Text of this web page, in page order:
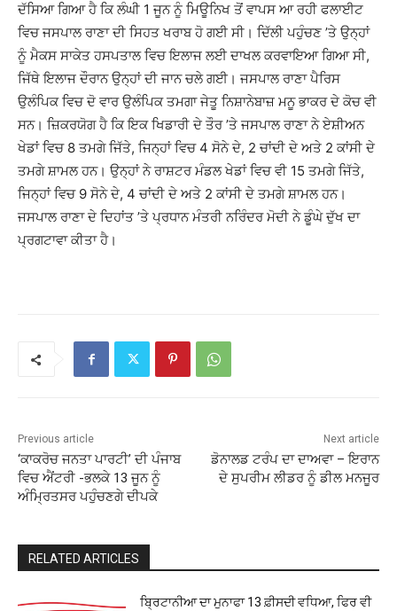
ਦੱਸਿਆ ਗਿਆ ਹੈ ਕਿ ਲੰਘੀ 1 ਜੂਨ ਨੂੰ ਮਿਊਨਿਖ ਤੋਂ ਵਾਪਸ ਆ ਰਹੀ ਫਲਾਈਟ
ਵਿਚ ਜਸਪਾਲ ਰਾਣਾ ਦੀ ਸਿਹਤ ਖਰਾਬ ਹੋ ਗਈ ਸੀ। ਦਿੱਲੀ ਪਹੁੰਚਣ ’ਤੇ ਉਨ੍ਹਾਂ
ਨੂੰ ਮੈਕਸ ਸਾਕੇਤ ਹਸਪਤਾਲ ਵਿਚ ਇਲਾਜ ਲਈ ਦਾਖਲ ਕਰਵਾਇਆ ਗਿਆ ਸੀ,
ਜਿੱਥੇ ਇਲਾਜ ਦੌਰਾਨ ਉਨ੍ਹਾਂ ਦੀ ਜਾਨ ਚਲੇ ਗਈ। ਜਸਪਾਲ ਰਾਣਾ ਪੈਰਿਸ
ਉਲੰਪਿਕ ਵਿਚ ਦੋ ਵਾਰ ਉਲੰਪਿਕ ਤਮਗਾ ਜੇਤੂ ਨਿਸ਼ਾਨੇਬਾਜ਼ ਮਨੂ ਭਾਕਰ ਦੇ ਕੋਚ ਵੀ
ਸਨ। ਜ਼ਿਕਰਯੋਗ ਹੈ ਕਿ ਇਕ ਖਿਡਾਰੀ ਦੇ ਤੌਰ ’ਤੇ ਜਸਪਾਲ ਰਾਣਾ ਨੇ ਏਸ਼ੀਅਨ
ਖੇਡਾਂ ਵਿਚ 8 ਤਮਗੇ ਜਿੱਤੇ, ਜਿਨ੍ਹਾਂ ਵਿਚ 4 ਸੋਨੇ ਦੇ, 2 ਚਾਂਦੀ ਦੇ ਅਤੇ 2 ਕਾਂਸੀ ਦੇ
ਤਮਗੇ ਸ਼ਾਮਲ ਹਨ। ਉਨ੍ਹਾਂ ਨੇ ਰਾਸ਼ਟਰ ਮੰਡਲ ਖੇਡਾਂ ਵਿਚ ਵੀ 15 ਤਮਗੇ ਜਿੱਤੇ,
ਜਿਨ੍ਹਾਂ ਵਿਚ 9 ਸੋਨੇ ਦੇ, 4 ਚਾਂਦੀ ਦੇ ਅਤੇ 2 ਕਾਂਸੀ ਦੇ ਤਮਗੇ ਸ਼ਾਮਲ ਹਨ।
ਜਸਪਾਲ ਰਾਣਾ ਦੇ ਦਿਹਾਂਤ ’ਤੇ ਪ੍ਰਧਾਨ ਮੰਤਰੀ ਨਰਿੰਦਰ ਮੋਦੀ ਨੇ ਡੂੰਘੇ ਦੁੱਖ ਦਾ
ਪ੍ਰਗਟਾਵਾ ਕੀਤਾ ਹੈ।
Previous article
‘ਕਾਕਰੋਚ ਜਨਤਾ ਪਾਰਟੀ’ ਦੀ ਪੰਜਾਬ
ਵਿਚ ਐਂਟਰੀ -ਭਲਕੇ 13 ਜੂਨ ਨੂੰ
ਅੰਮਿ੍ਰਤਸਰ ਪਹੁੰਚਣਗੇ ਦੀਪਕੇ
Next article
ਡੋਨਾਲਡ ਟਰੰਪ ਦਾ ਦਾਅਵਾ – ਇਰਾਨ
ਦੇ ਸੁਪਰੀਮ ਲੀਡਰ ਨੂੰ ਡੀਲ ਮਨਜੂਰ
RELATED ARTICLES
ਬ੍ਰਿਟਾਨੀਆ ਦਾ ਮੁਨਾਫਾ 13 ਫ਼ੀਸਦੀ ਵਧਿਆ, ਫਿਰ ਵੀ